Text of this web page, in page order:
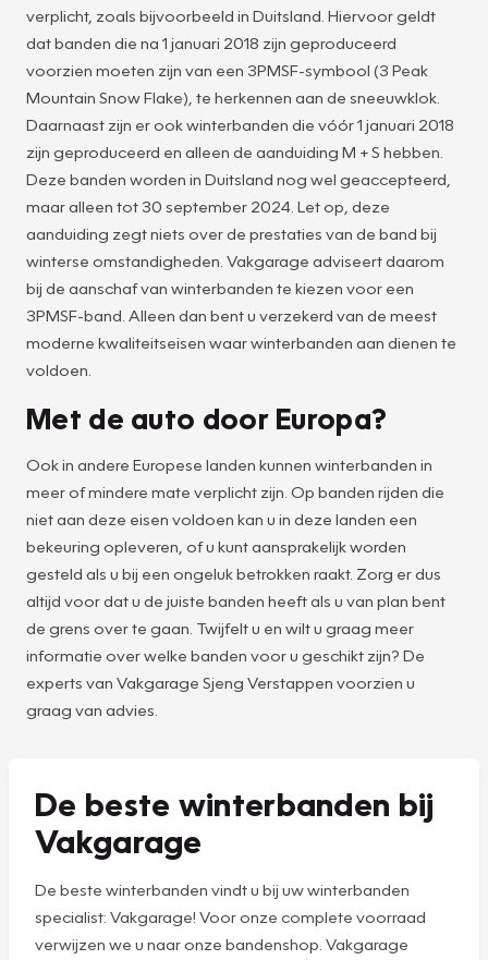
verplicht, zoals bijvoorbeeld in Duitsland. Hiervoor geldt
dat banden die na 1 januari 2018 zijn geproduceerd
voorzien moeten zijn van een 3PMSF-symbool (3 Peak
Mountain Snow Flake), te herkennen aan de sneeuwklok.
Daarnaast zijn er ook winterbanden die vóór 1 januari 2018
zijn geproduceerd en alleen de aanduiding M + S hebben.
Deze banden worden in Duitsland nog wel geaccepteerd,
maar alleen tot 30 september 2024. Let op, deze
aanduiding zegt niets over de prestaties van de band bij
winterse omstandigheden. Vakgarage adviseert daarom
bij de aanschaf van winterbanden te kiezen voor een
3PMSF-band. Alleen dan bent u verzekerd van de meest
moderne kwaliteitseisen waar winterbanden aan dienen te
voldoen.
Met de auto door Europa?
Ook in andere Europese landen kunnen winterbanden in
meer of mindere mate verplicht zijn. Op banden rijden die
niet aan deze eisen voldoen kan u in deze landen een
bekeuring opleveren, of u kunt aansprakelijk worden
gesteld als u bij een ongeluk betrokken raakt. Zorg er dus
altijd voor dat u de juiste banden heeft als u van plan bent
de grens over te gaan. Twijfelt u en wilt u graag meer
informatie over welke banden voor u geschikt zijn? De
experts van Vakgarage Sjeng Verstappen voorzien u
graag van advies.
De beste winterbanden bij
Vakgarage
De beste winterbanden vindt u bij uw winterbanden
specialist: Vakgarage! Voor onze complete voorraad
verwijzen we u naar onze bandenshop. Vakgarage